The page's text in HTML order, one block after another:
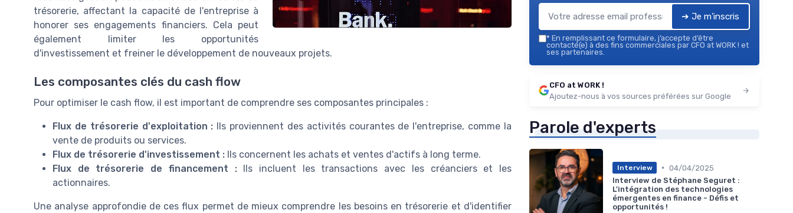
trésorerie, affectant la capacité de l'entreprise à
honorer ses engagements financiers. Cela peut
également limiter les opportunités
d'investissement et freiner le développement de nouveaux projets.
Les composantes clés du cash flow
Pour optimiser le cash flow, il est important de comprendre ses composantes principales :
Flux de trésorerie d'exploitation : Ils proviennent des activités courantes de l'entreprise, comme la
vente de produits ou services.
Flux de trésorerie d'investissement : Ils concernent les achats et ventes d'actifs à long terme.
Flux de trésorerie de financement :Ils incluent les transactions avec les créanciers et les
actionnaires.
Une analyse approfondie de ces flux permet de mieux comprendre les besoins en trésorerie et d'identifier
➔ Je m'inscris
* En remplissant ce formulaire, j’accepte d’être
contacté(e) à des fins commerciales par CFO at WORK ! et
ses partenaires.
CFO at WORK !
Ajoutez-nous à vos sources préférées sur Google
Parole d'experts
Interview • 04/04/2025
Interview de Stéphane Seguret :
L'intégration des technologies
émergentes en finance - Défis et
opportunités !